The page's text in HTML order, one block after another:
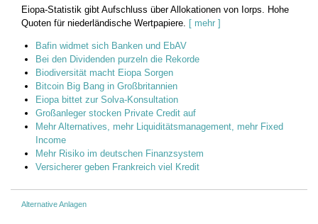
Eiopa-Statistik gibt Aufschluss über Allokationen von Iorps. Hohe
Quoten für niederländische Wertpapiere. [ mehr ]
Bafin widmet sich Banken und EbAV
Bei den Dividenden purzeln die Rekorde
Biodiversität macht Eiopa Sorgen
Bitcoin Big Bang in Großbritannien
Eiopa bittet zur Solva-Konsultation
Großanleger stocken Private Credit auf
Mehr Alternatives, mehr Liquiditätsmanagement, mehr Fixed
Income
Mehr Risiko im deutschen Finanzsystem
Versicherer geben Frankreich viel Kredit
Alternative Anlagen